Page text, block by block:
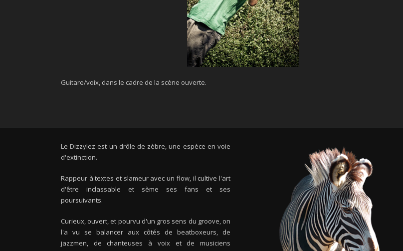
Guitare/voix, dans le cadre de la scène ouverte.
Le Dizzylez est un drôle de zèbre, une espèce en voie
d'extinction.
Rappeur à textes et slameur avec un flow, il cultive l'art
d'être inclassable et sème ses fans et ses
poursuivants.
Curieux, ouvert, et pourvu d'un gros sens du groove, on
l'a vu se balancer aux côtés de beatboxeurs, de
jazzmen, de chanteuses à voix et de musiciens